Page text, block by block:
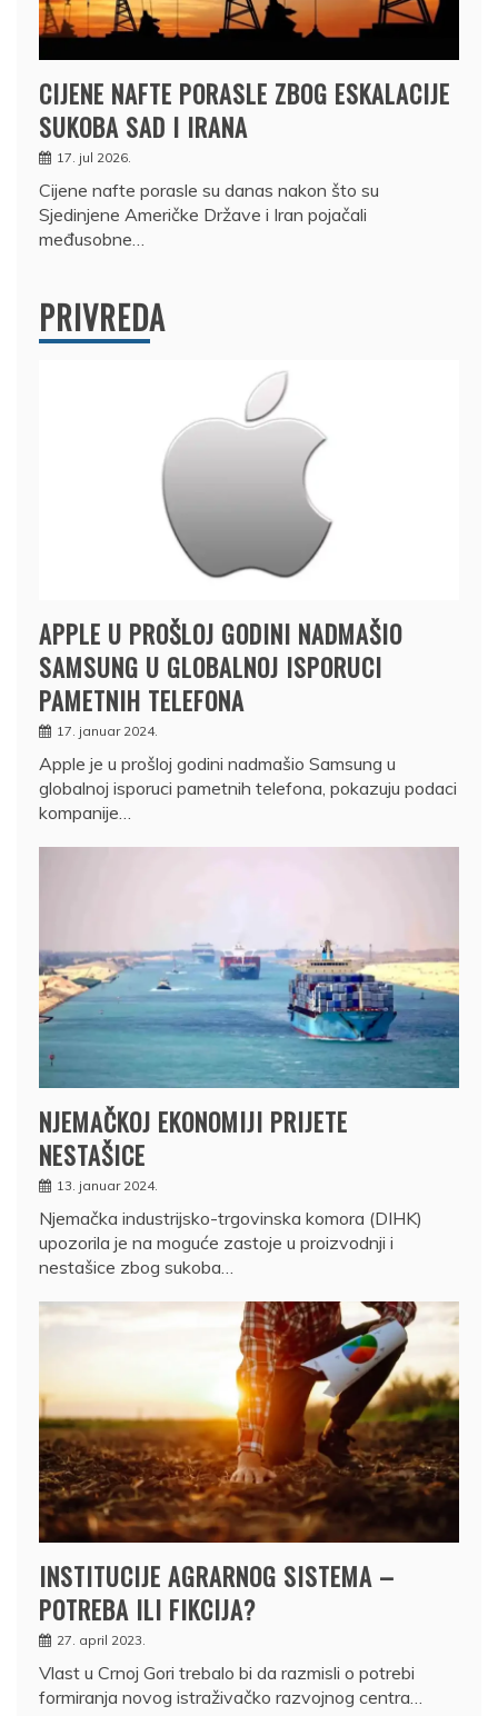
CIJENE NAFTE PORASLE ZBOG ESKALACIJE
SUKOBA SAD I IRANA
17. jul 2026.
Cijene nafte porasle su danas nakon što su
Sjedinjene Američke Države i Iran pojačali
međusobne…
PRIVREDA
APPLE U PROŠLOJ GODINI NADMAŠIO
SAMSUNG U GLOBALNOJ ISPORUCI
PAMETNIH TELEFONA
17. januar 2024.
Apple je u prošloj godini nadmašio Samsung u
globalnoj isporuci pametnih telefona, pokazuju podaci
kompanije…
NJEMAČKOJ EKONOMIJI PRIJETE
NESTAŠICE
13. januar 2024.
Njemačka industrijsko-trgovinska komora (DIHK)
upozorila je na moguće zastoje u proizvodnji i
nestašice zbog sukoba…
INSTITUCIJE AGRARNOG SISTEMA –
POTREBA ILI FIKCIJA?
27. april 2023.
Vlast u Crnoj Gori trebalo bi da razmisli o potrebi
formiranja novog istraživačko razvojnog centra…